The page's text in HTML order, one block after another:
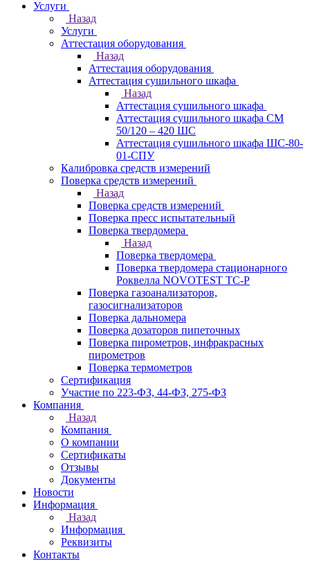
Услуги
Назад
Услуги
Аттестация оборудования
Назад
Аттестация оборудования
Аттестация сушильного шкафа
Назад
Аттестация сушильного шкафа
Аттестация сушильного шкафа СМ
50/120 – 420 ШС
Аттестация сушильного шкафа ШС-80-
01-СПУ
Калибровка средств измерений
Поверка средств измерений
Назад
Поверка средств измерений
Поверка пресс испытательный
Поверка твердомера
Назад
Поверка твердомера
Поверка твердомера стационарного
Роквелла NOVOTEST TС-Р
Поверка газоанализаторов,
газосигнализаторов
Поверка дальномера
Поверка дозаторов пипеточных
Поверка пирометров, инфракрасных
пирометров
Поверка термометров
Сертификация
Участие по 223-ФЗ, 44-ФЗ, 275-ФЗ
Компания
Назад
Компания
О компании
Сертификаты
Отзывы
Документы
Новости
Информация
Назад
Информация
Реквизиты
Контакты